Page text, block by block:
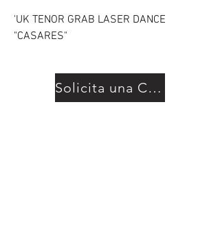
'UK TENOR GRAB LASER DANCE
"CASARES"
Solicita una Cotización